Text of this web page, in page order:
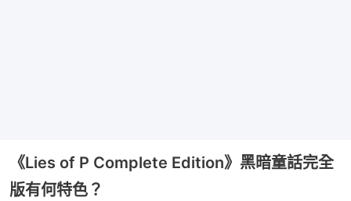
《Lies of P Complete Edition》黑暗童話完全
版有何特色？